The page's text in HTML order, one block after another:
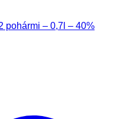
pohármi – 0,7l – 40%